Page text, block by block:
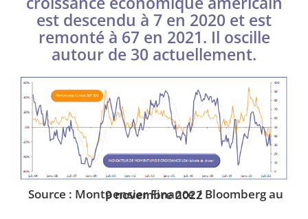
est descendu à 7 en 2020 et est
remonté à 67 en 2021. Il oscille
autour de 30 actuellement.
Source : Montpensier Finance / Bloomberg au 9 novembre 2022